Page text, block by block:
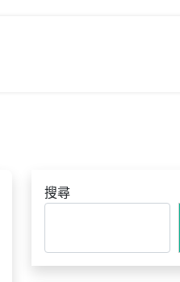
搜尋